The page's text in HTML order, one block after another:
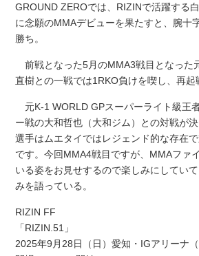
GROUND ZEROでは、RIZINで活躍する
に念願のMMAデビューを果たすと、腕十
勝ち。
前戦となった5月のMMA3戦目となった
直樹との一戦では1RKO負けを喫し、再起
元K-1 WORLD GPスーパーライト級王
ー戦の大和哲也（大和ジム）との対戦が
選手はムエタイではレジェンド的な存在
です。今回MMA4戦目ですが、MMAファ
いる姿をお見せするので楽しみにしてい
みを語っている。
RIZIN FF
「RIZIN.51」
2025年9月28日（日）愛知・IGアリーナ（